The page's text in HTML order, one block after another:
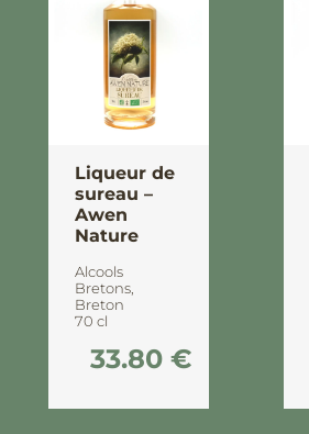
Liqueur de
sureau –
Awen
Nature
Alcools
Bretons
Breton
70 cl
33.80 €